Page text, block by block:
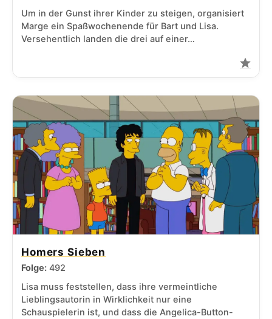
Um in der Gunst ihrer Kinder zu steigen, organisiert
Marge ein Spaßwochenende für Bart und Lisa.
Versehentlich landen die drei auf einer…
Homers Sieben
Folge: 492
Lisa muss feststellen, dass ihre vermeintliche
Lieblingsautorin in Wirklichkeit nur eine
Schauspielerin ist, und dass die Angelica-Button-